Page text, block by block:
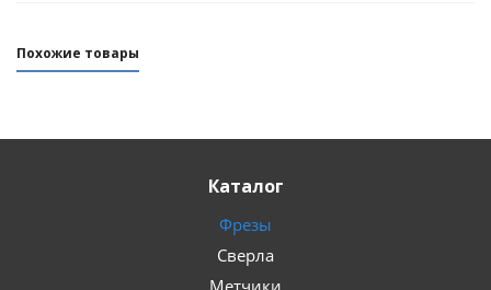
Похожие товары
Каталог
Фрезы
Сверла